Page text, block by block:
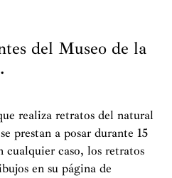
del Museo de la
realiza retratos del natural
prestan a posar durante 15
cualquier caso, los retratos
en su página de